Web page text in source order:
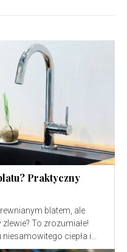
Praktyczny
blatem, ale
To zrozumiałe!
ciepła i...